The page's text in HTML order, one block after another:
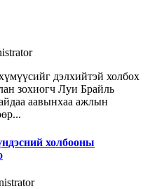
дэлхийтэй холбох
зохиогч Луи Брайль
аавынхаа ажлын
холбооны